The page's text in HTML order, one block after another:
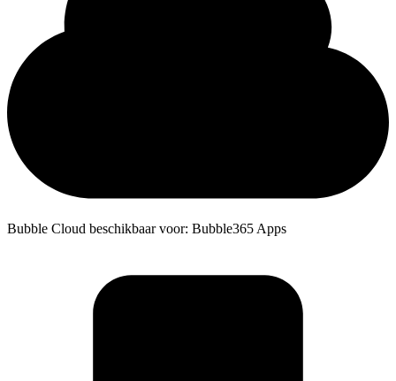
Bubble Cloud beschikbaar voor: Bubble365 Apps